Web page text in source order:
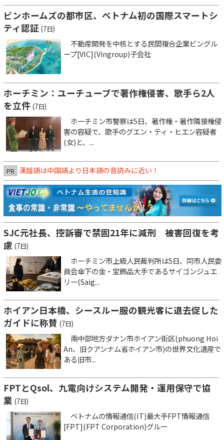
ビンホームズの都市区、ベトナム初の国際スマートシ
ティ認証 (7日)
不動産開発を中核とする民間複合企業ビングル
ープ[VIC](Vingroup)子会社
ホーチミン：ユーチューブで著作権侵害、歌手ら2人
を立件 (7日)
ホーチミン市警察は5日、著作権・著作隣接権侵
害の容疑で、歌手のグエン・ティ・ヒエン容疑者
(女)と、...
PR 漢越語は中国語より日本語の音読みに近い！
SJC元社長、控訴審で禁固21年に減刑 被害回復を考
慮 (7日)
ホーチミン市上級人民裁判所は5日、同市人民委
員会傘下の金・宝飾品大手であるサイゴンジュエ
リー(Saig...
ホイアン日本橋、シースルー服の観光客に退去促した
ガイドに称賛 (7日)
南中部地方ダナン市ホイアン街区(phuong Hoi
An、旧クアンナム省ホイアン市)の世界文化遺産で
ある旧市...
FPTとQsol、九電向けシステム開発・運用保守で協
業 (7日)
ベトナムの情報通信(IT)最大手FPT情報通信
[FPT](FPT Corporation)グルー